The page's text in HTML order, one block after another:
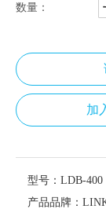
数量：
加
型号： LDB-400
产品品牌：